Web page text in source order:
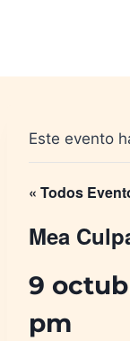
Este evento
« Todos
Mea
9
pm